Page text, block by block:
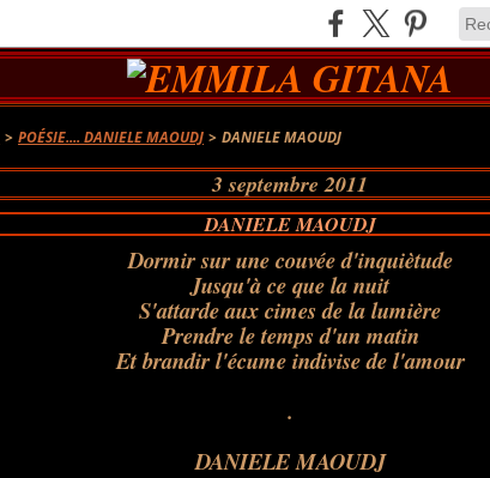
> POÉSIE.... DANIELE MAOUDJ > DANIELE MAOUDJ
3 septembre 2011
DANIELE MAOUDJ
Dormir sur une couvée d'inquiètude
Jusqu'à ce que la nuit
S'attarde aux cimes de la lumière
Prendre le temps d'un matin
Et brandir l'écume indivise de l'amour
.
DANIELE MAOUDJ